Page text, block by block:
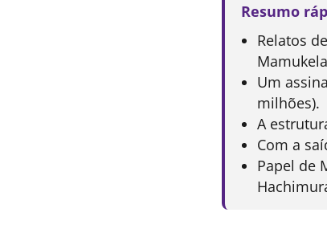
Resumo
Relatos
Um
milhões).
A
Com a
Papel de